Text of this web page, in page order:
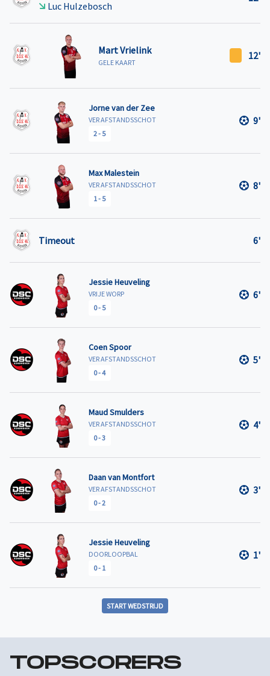
Luc Hulzebosch
Mart Vrielink
GELE KAART
12'
Jorne van der Zee
VER AFSTANDSSCHOT
2-5
9'
Max Malestein
VER AFSTANDSSCHOT
1-5
8'
Timeout 6'
Jessie Heuveling
VRIJE WORP
0-5
6'
Coen Spoor
VER AFSTANDSSCHOT
0-4
5'
Maud Smulders
VER AFSTANDSSCHOT
0-3
4'
Daan van Montfort
VER AFSTANDSSCHOT
0-2
3'
Jessie Heuveling
DOORLOOPBAL
0- 1
1'
START WEDSTRIJD
TOPSCORERS